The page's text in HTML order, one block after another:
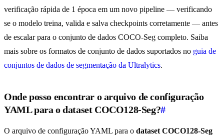
verificação rápida de 1 época em um novo pipeline — verificando
se o modelo treina, valida e salva checkpoints corretamente — antes
de escalar para o conjunto de dados COCO-Seg completo. Saiba
mais sobre os formatos de conjunto de dados suportados no guia de
conjuntos de dados de segmentação da Ultralytics.
Onde posso encontrar o arquivo de configuração
YAML para o dataset COCO128-Seg?#
O arquivo de configuração YAML para o dataset COCO128-Seg